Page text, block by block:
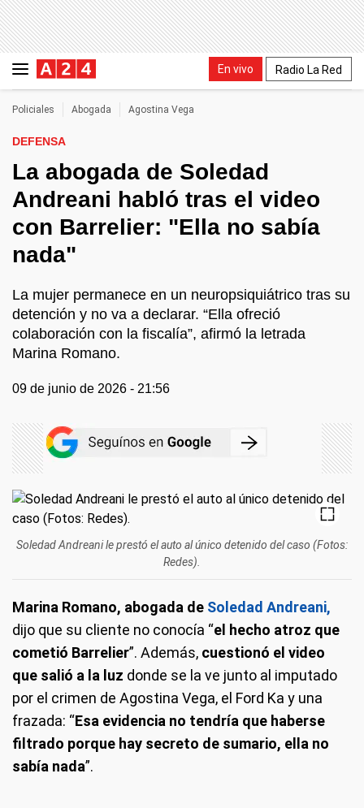
En vivo Radio La Red
Policiales Abogada Agostina Vega
DEFENSA
La abogada de Soledad
Andreani habló tras el video
con Barrelier: "Ella no sabía
nada"
La mujer permanece en un neuropsiquiátrico tras su
detención y no va a declarar. “Ella ofreció
colaboración con la fiscalía”, afirmó la letrada
Marina Romano.
09 de junio de 2026 - 21:56
Soledad Andreani le prestó el auto al único detenido del caso (Fotos:
Redes).
Marina Romano, abogada de Soledad Andreani,
dijo que su cliente no conocía “el hecho atroz que
cometió Barrelier”. Además, cuestionó el video
que salió a la luz donde se la ve junto al imputado
por el crimen de Agostina Vega, el Ford Ka y una
frazada: “Esa evidencia no tendría que haberse
filtrado porque hay secreto de sumario, ella no
sabía nada”.